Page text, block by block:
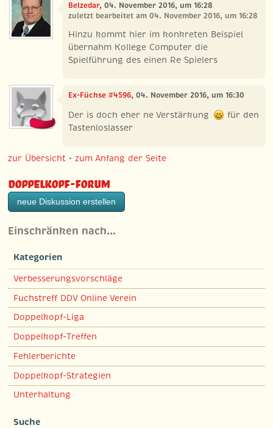
Belzedar, 04. November 2016, um 16:28
zuletzt bearbeitet am 04. November 2016, um 16:28
Hinzu kommt hier im konkreten Beispiel
übernahm Kollege Computer die
Spielführung des einen Re Spielers
Ex-Füchse #4596, 04. November 2016, um 16:30
Der is doch eher ne Verstärkung
für den
Tastenloslasser
zur Übersicht •zum Anfang der Seite
Doppelkopf-Forum
neue Diskussion erstellen
Einschränken nach…
Kategorien
Verbesserungsvorschläge
Fuchstreff DDV Online Verein
Doppelkopf-Liga
Doppelkopf-Treffen
Fehlerberichte
Doppelkopf-Strategien
Unterhaltung
Suche